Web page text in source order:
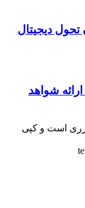
تحول دیجیتال
شواهد
است و کپی